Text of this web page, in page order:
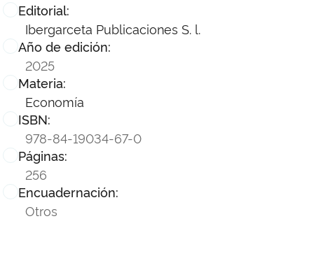
Editorial:
Ibergarceta Publicaciones S. l.
Año de edición:
2025
Materia:
Economía
ISBN:
978-84-19034-67-0
Páginas:
256
Encuadernación:
Otros